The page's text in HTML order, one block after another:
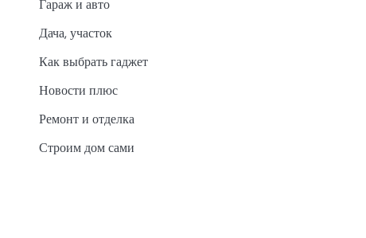
Гараж и авто
Дача, участок
Как выбрать гаджет
Новости плюс
Ремонт и отделка
Строим дом сами